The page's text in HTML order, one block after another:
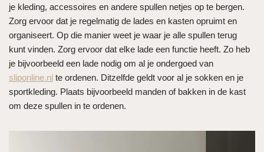
je kleding, accessoires en andere spullen netjes op te bergen.
Zorg ervoor dat je regelmatig de lades en kasten opruimt en
organiseert. Op die manier weet je waar je alle spullen terug
kunt vinden. Zorg ervoor dat elke lade een functie heeft. Zo heb
je bijvoorbeeld een lade nodig om al je ondergoed van
sliponline.nl te ordenen. Ditzelfde geldt voor al je sokken en je
sportkleding. Plaats bijvoorbeeld manden of bakken in de kast
om deze spullen in te ordenen.